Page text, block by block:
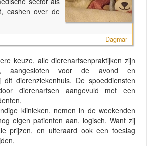
cashen over de
Dagmar
keuze, alle dierenartsenpraktijken zijn
aangesloten voor de avond en
dit dierenziekenhuis. De spoeddiensten
dierenartsen aangevuld met een
klinieken, nemen in de weekenden
eigen patienten aan, logisch. Want zij
prijzen, en uiteraard ook een toeslag